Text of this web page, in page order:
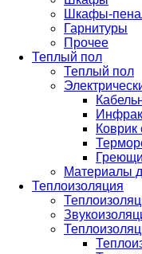
Шкафы-
Гарнитуры
Прочее
Теплый пол
Теплый пол
Коврик
Материалы
Теплоизоляция